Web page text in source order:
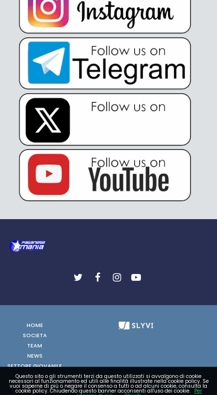
HOME
SOCIETA
TEAM
NEWS
SETTORE GIOVANILE
FOTO
VIDEO
Questo sito o gli strumenti terzi da questo utilizzati si avvalgono di cookie
necessari al funzionamento ed utili alle finalità illustrate nella cookie policy. Se
vuoi saperne di più o negare il consenso a tutti o ad alcuni cookie, consulta la
cookie policy. Chiudendo questo banner acconsenti all'uso dei cookie. Per